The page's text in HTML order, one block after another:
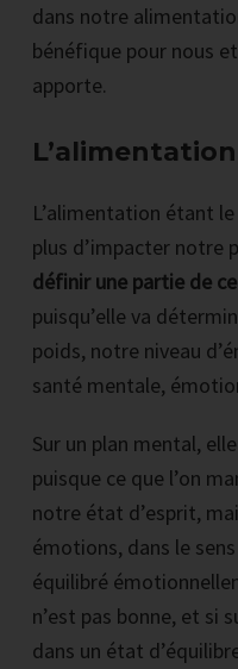
dans notre
bénéfique pour nous
apporte.
L’alimentation étant
plus d’impacter notre
définir une partie de
puisqu’elle va
poids, notre niveau
santé mentale,
Sur un plan mental,
puisque ce que l’on
notre état d’esprit,
émotions, dans le
équilibré
n’est pas bonne, et si
dans un état